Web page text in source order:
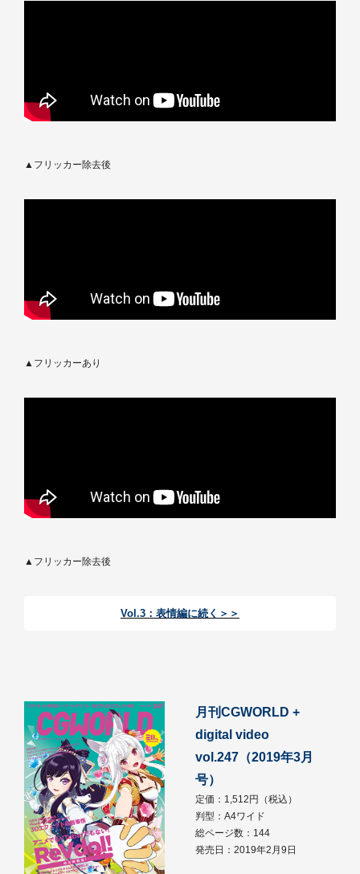
▲フリッカー除去後
▲フリッカーあり
▲フリッカー除去後
Vol.3：表情編に続く＞＞
月刊CGWORLD +
digital video
vol.247（2019年3月
号）
定価：1,512円（税込）
判型：A4ワイド
総ページ数：144
発売日：2019年2月9日